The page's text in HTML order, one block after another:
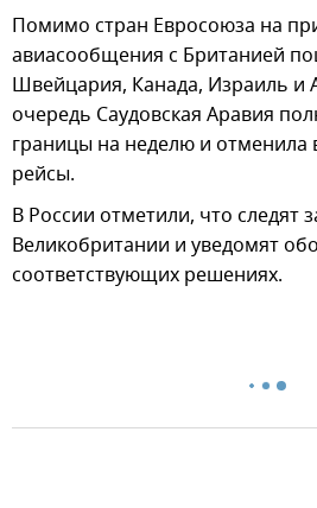
Помимо стран Евросоюза на
авиасообщения с Британией
Швейцария, Канада, Израиль и
очередь Саудовская Аравия
границы на неделю и
рейсы.
В России отметили, что следят
Великобритании и уведомят
соответствующих решениях.